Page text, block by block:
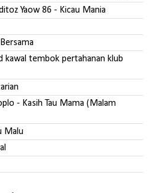
Yaow 86 - Kicau Mania
kawal tembok pertahanan klub
- Kasih Tau Mama (Malam
Malu